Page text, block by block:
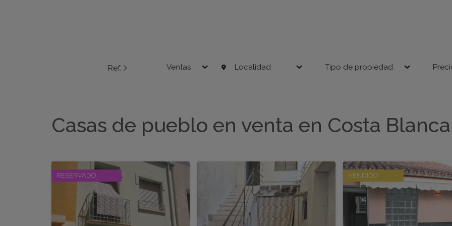
Ref. Ventas Localidad Tipo de propiedad
Casas de pueblo en venta en Costa Blanca
RESERVADO VENDIDO